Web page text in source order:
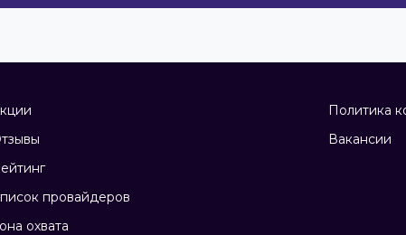
провайдеров
охвата
Политика
Вакансии